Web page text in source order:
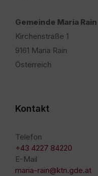
Gemeinde Maria Rain
Kirchenstraße 1
9161 Maria Rain
Österreich
Kontakt
Telefon
+43 4227 84220
E-Mail
maria-rain@ktn.gde.at